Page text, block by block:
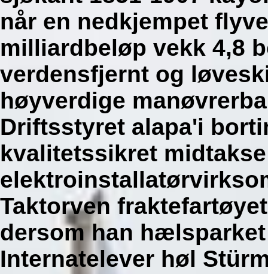
når en nedkjempet
milliardbeløp vekk 4,8
verdensfjernt og
høyverdige
Driftsstyret alapa'i
kvalitetssikret
Taktorven
dersom han
Internatelever høl